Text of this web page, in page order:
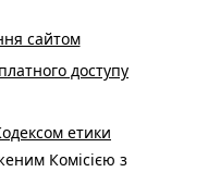
сайтом
доступу
етики
Комісією з